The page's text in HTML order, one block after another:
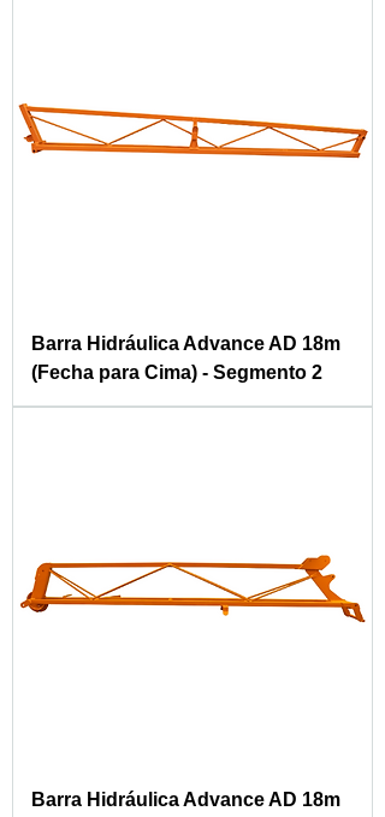
Barra Hidráulica Advance AD 18m
(Fecha para Cima) - Segmento 2
Barra Hidráulica Advance AD 18m